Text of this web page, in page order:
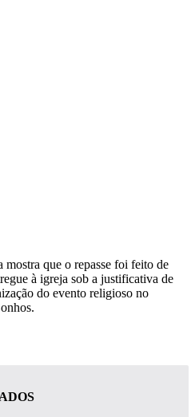
que o repasse foi feito de
à igreja sob a justificativa de
do evento religioso no